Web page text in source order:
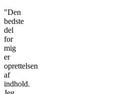
"Den
bedste
del
for
mig
er
oprettelsen
af
indhold.